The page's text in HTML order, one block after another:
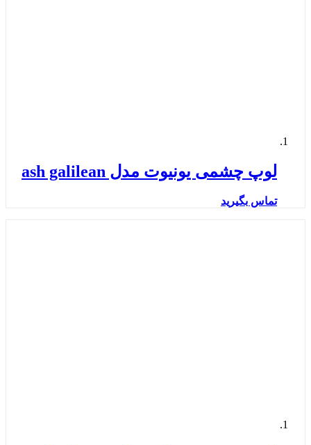
لوپ چشمی یونیوت مدل ash galilean
تماس بگیرید